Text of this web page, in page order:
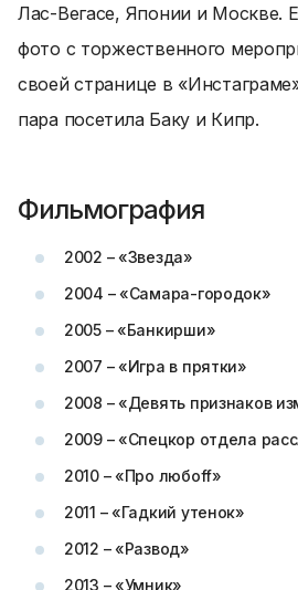
Лас-Вегасе, Японии и Москве.
фото с торжественного
своей странице в
пара посетила Баку и Кипр.
Фильмография
2002 – «Звезда»
2004 – «Самара-городок»
2005 – «Банкирши»
2007 – «Игра в прятки»
2008 – «Девять признаков
2009 – «Спецкор отдела
2010 – «Про любоff»
2011 – «Гадкий утенок»
2012 – «Развод»
2013 – «Умник»